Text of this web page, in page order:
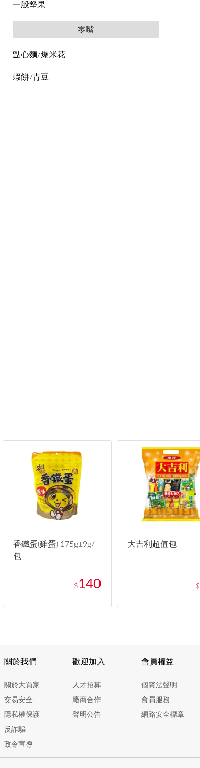
一般堅果
零嘴
點心麵/爆米花
蝦餅/青豆
香鐵蛋(雞蛋) 175g±9g/
包
$ 140
大吉利超值包
$
關於我們
關於大買家
交易安全
隱私權保護
反詐騙
政令宣導
歡迎加入
人才招募
廠商合作
聲明公告
會員權益
個資法聲明
會員服務
網路安全標章